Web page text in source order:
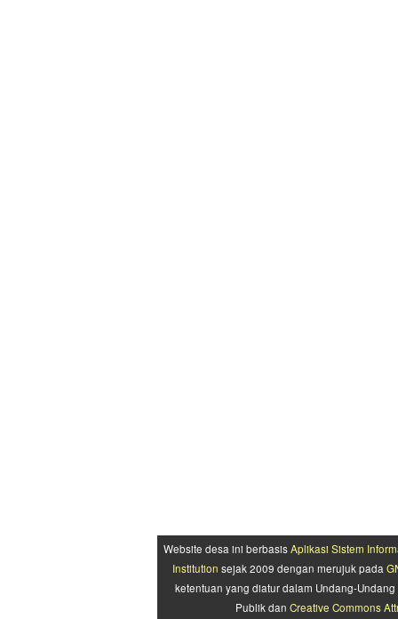
Website desa ini berbasisAplikasi Sistem
Institution sejak 2009 dengan merujuk pada
ketentuan yang diatur dalam Undang-
Publik dan Creative Commons